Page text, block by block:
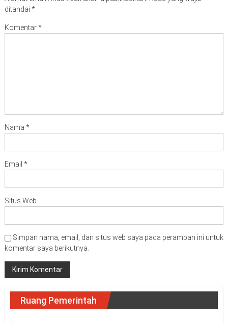
ditandai *
Komentar*
Nama *
Email *
Situs Web
Simpan nama, email, dan situs web saya pada peramban ini untuk
komentar saya berikutnya.
Ruang Pemerintah